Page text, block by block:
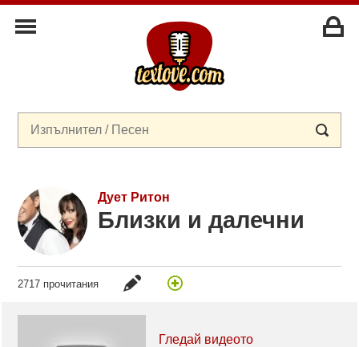
Дует Ритон
Близки и далечни
2717 прочитания
Гледай видеото